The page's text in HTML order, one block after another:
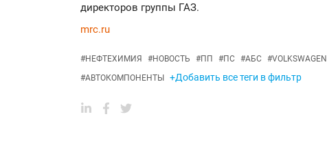
директоров группы ГАЗ.
mrc.ru
#НЕФТЕХИМИЯ #НОВОСТЬ #ПП #ПС #АБС #VOLKSWAGEN
#АВТОКОМПОНЕНТЫ +Добавить все теги в фильтр